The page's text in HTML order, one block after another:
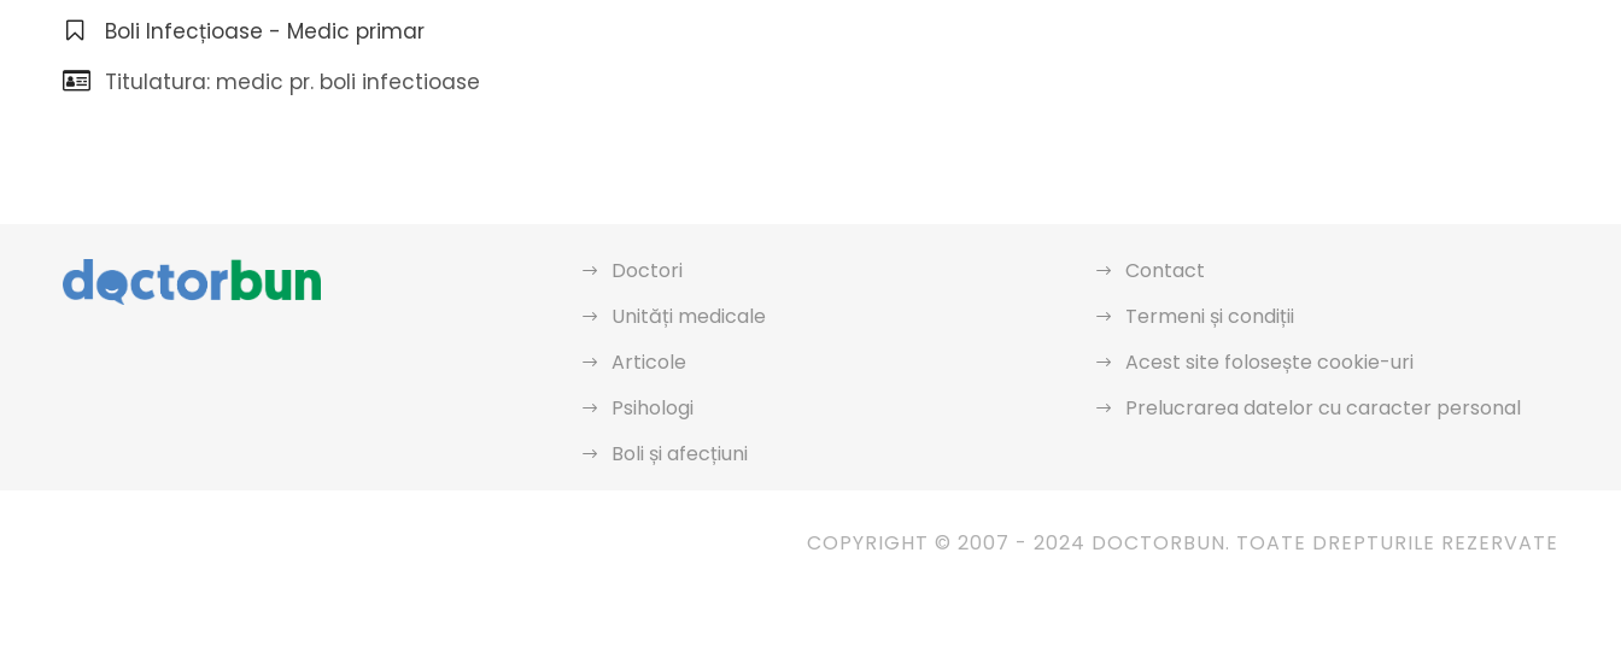
Boli Infecțioase - Medic primar
Titulatura: medic pr. boli infectioase
Doctori
Unități medicale
Articole
Psihologi
Boli și afecțiuni
Contact
Termeni și condiții
Acest site folosește cookie-uri
Prelucrarea datelor cu caracter personal
COPYRIGHT © 2007 - 2024 DOCTORBUN. TOATE DREPTURILE REZERVATE